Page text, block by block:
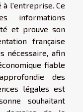
l'entreprise. Ce
informations
et prouve son
française
nécessaire, afin
fiable
des
légales est
souhaitant